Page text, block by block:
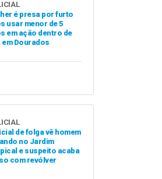
é presa por furto
usar menor de 5
em ação dentro de
em Dourados
de folga vê homem
no Jardim
e suspeito acaba
com revólver